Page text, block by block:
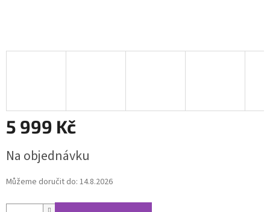
5 999 Kč
cena:
Na objednávku
Můžeme doručit do: 14.8.2026